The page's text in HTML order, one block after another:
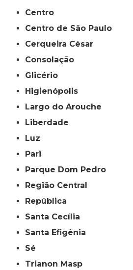
Centro
Centro de São Paulo
Cerqueira César
Consolação
Glicério
Higienópolis
Largo do Arouche
Liberdade
Luz
Pari
Parque Dom Pedro
Região Central
República
Santa Cecília
Santa Efigênia
Sé
Trianon Masp